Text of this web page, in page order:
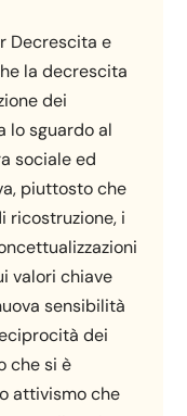
Decrescita e
la decrescita
dei
lo sguardo al
sociale ed
piuttosto che
ricostruzione, i
valori chiave
sensibilità
dei
che si è
attivismo che